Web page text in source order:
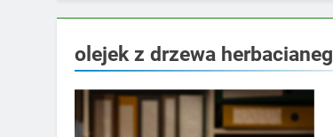
olejek z drzewa